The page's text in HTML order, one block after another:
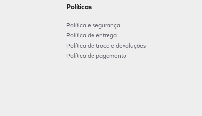
Políticas
Política e segurança
Política de entrega
Política de troca e devoluções
Política de pagamento